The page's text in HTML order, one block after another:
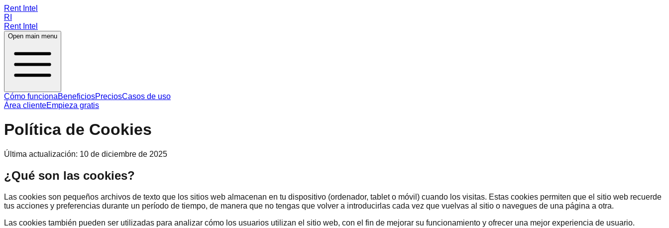
Rent Intel
RI
Rent Intel
Open main menu
Cómo funcionaBeneficiosPreciosCasos de uso
Área clienteEmpieza gratis
Política de Cookies
Última actualización: 10 de diciembre de 2025
¿Qué son las cookies?
Las cookies son pequeños archivos de texto que los sitios web almacenan en tu dispositivo (ordenador, tablet o móvil) cuando los visitas. Estas cookies permiten que el sitio web recuerde
tus acciones y preferencias durante un período de tiempo, de manera que no tengas que volver a introducirlas cada vez que vuelvas al sitio o navegues de una página a otra.
Las cookies también pueden ser utilizadas para analizar cómo los usuarios utilizan el sitio web, con el fin de mejorar su funcionamiento y ofrecer una mejor experiencia de usuario.